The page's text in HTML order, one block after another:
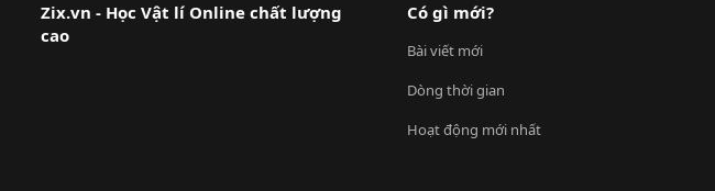
Zix.vn - Học Vật lí Online chất lượng
cao
Có gì mới?
Bài viết mới
Dòng thời gian
Hoạt động mới nhất